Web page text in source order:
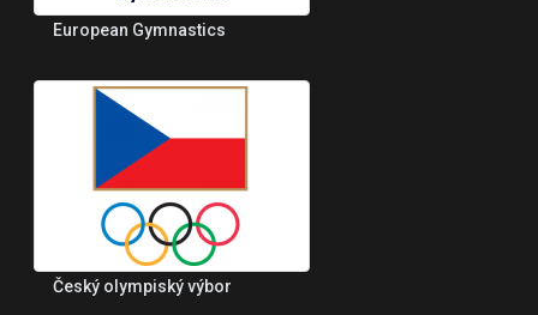
European Gymnastics
Český olympiský výbor